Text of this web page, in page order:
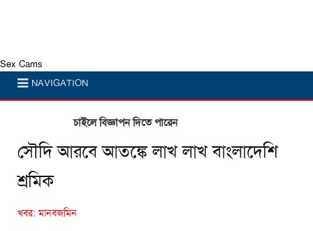
Sex Cams
NAVIGATION
চাইলে বিজ্ঞাপন দিতে পারেন
সৌদি আরবে আতঙ্কে লাখ লাখ বাংলাদেশি
শ্রমিক
খবর: মানবজমিন